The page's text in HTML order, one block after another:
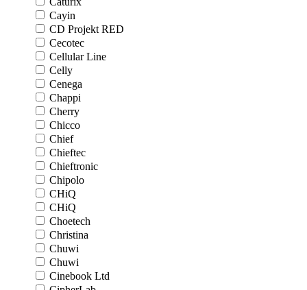
Cayin
CD Projekt RED
Cecotec
Cellular Line
Celly
Cenega
Chappi
Cherry
Chicco
Chief
Chieftec
Chieftronic
Chipolo
CHiQ
CHiQ
Choetech
Christina
Chuwi
Chuwi
Cinebook Ltd